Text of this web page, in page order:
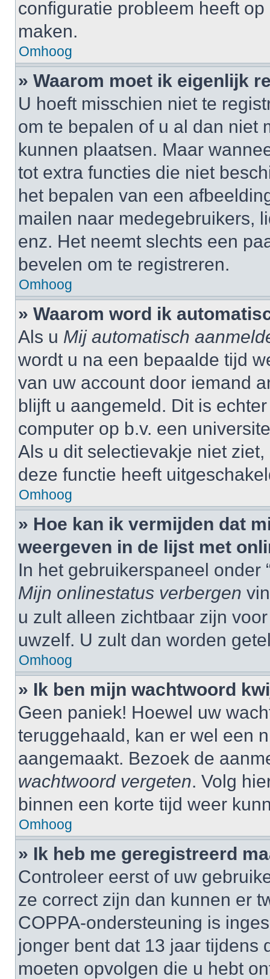
configuratie probleem heeft
maken.
Omhoog
» Waarom moet ik eigenlijk
U hoeft misschien niet te
om te bepalen of u al dan niet
kunnen plaatsen. Maar
tot extra functies die niet
het bepalen van een
mailen naar medegebruikers,
enz. Het neemt slechts een
bevelen om te registreren.
Omhoog
» Waarom word ik
Als u Mij automatisch
wordt u na een bepaalde tijd
van uw account door iemand
blijft u aangemeld. Dit is
computer op b.v. een
Als u dit selectievakje niet
deze functie heeft
Omhoog
» Hoe kan ik vermijden dat
weergeven in de lijst met
In het gebruikerspaneel onder
Mijn onlinestatus verbergen
u zult alleen zichtbaar zijn
uwzelf. U zult dan worden
Omhoog
» Ik ben mijn wachtwoord
Geen paniek! Hoewel uw
teruggehaald, kan er wel een
aangemaakt. Bezoek de
wachtwoord vergeten. Volg
binnen een korte tijd weer
Omhoog
» Ik heb me geregistreerd
Controleer eerst of uw
ze correct zijn dan kunnen er
COPPA-ondersteuning is
jonger bent dat 13 jaar tijdens
moeten opvolgen die u hebt